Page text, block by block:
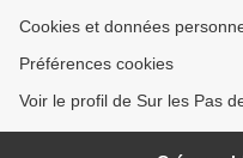
Cookies et données
Préférences cookies
Voir le profil de Sur les Pas